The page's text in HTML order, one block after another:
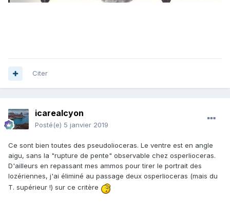
Citer
icarealcyon
Posté(e) 5 janvier 2019
Ce sont bien toutes des pseudolioceras. Le ventre est en angle
aigu, sans la "rupture de pente" observable chez osperlioceras.
D'ailleurs en repassant mes ammos pour tirer le portrait des
lozériennes, j'ai éliminé au passage deux osperlioceras (mais du
T. supérieur !) sur ce critère